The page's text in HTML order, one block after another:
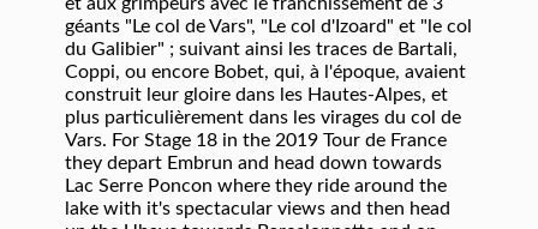
géants "Le col de Vars", "Le col d'Izoard" et "le col
du Galibier" ; suivant ainsi les traces de Bartali,
Coppi, ou encore Bobet, qui, à l'époque, avaient
construit leur gloire dans les Hautes-Alpes, et
plus particulièrement dans les virages du col de
Vars. For Stage 18 in the 2019 Tour de France
they depart Embrun and head down towards
Lac Serre Poncon where they ride around the
lake with it's spectacular views and then head